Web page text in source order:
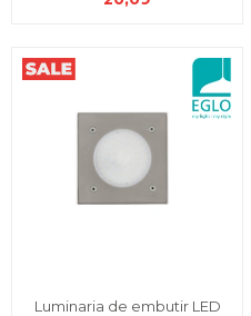
Luminaria de embutir LED